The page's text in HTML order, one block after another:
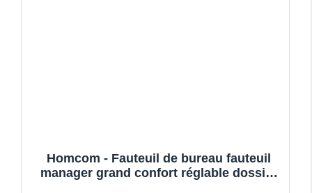
Homcom - Fauteuil de bureau fauteuil
manager grand confort réglable dossier